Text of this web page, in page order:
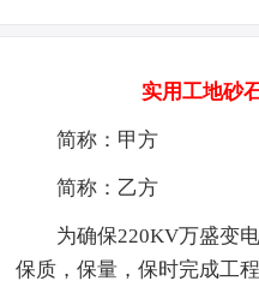
实用工地砂
简称：甲方
简称：乙方
为确保220KV万盛变
保质，保量，保时完成工